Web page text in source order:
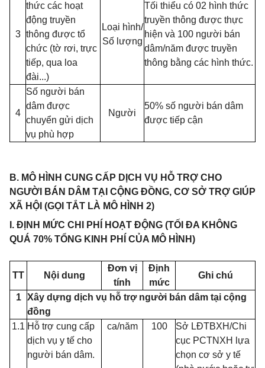
3
thức các hoạt
động truyền
thông được tổ
chức (tờ rơi, trực
tiếp, qua loa
đài...)
Loại hình/
Số lượng
Tối thiểu có 02 hình thức
truyền thông được thực
hiện và 100 người bán
dâm/năm được truyền
thông bằng các hình thức.
4
Số người bán
dâm được
chuyển gửi dịch
vụ phù hợp
Người
50% số người bán dâm
được tiếp cận
B. MÔ HÌNH CUNG CẤP DỊCH VỤ HỖ TRỢ CHO
NGƯỜI BÁN DÂM TẠI CỘNG ĐỒNG, CƠ SỞ TRỢ GIÚP
XÃ HỘI (GỌI TẮT LÀ MÔ HÌNH 2)
I. ĐỊNH MỨC CHI PHÍ HOẠT ĐỘNG (TỐI ĐA KHÔNG
QUÁ 70% TỔNG KINH PHÍ CỦA MÔ HÌNH)
TT Nội dung
Đơn vị
tính
Định
mức
Ghi chú
1
Xây dựng dịch vụ hỗ trợ người bán dâm tại cộng
đồng
1.1 Hỗ trợ cung cấp
dịch vụ y tế cho
người bán dâm.
ca/năm 100
Sở LĐTBXH/Chi
cục PCTNXH lựa
chọn cơ sở y tế